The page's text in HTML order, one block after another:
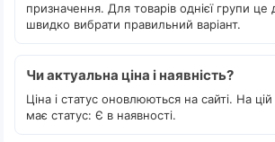
призначення. Для товарів однієї групи це
швидко вибрати правильний варіант.
Чи актуальна ціна і наявність?
Ціна і статус оновлюються на сайті. На цій
має статус: Є в наявності.